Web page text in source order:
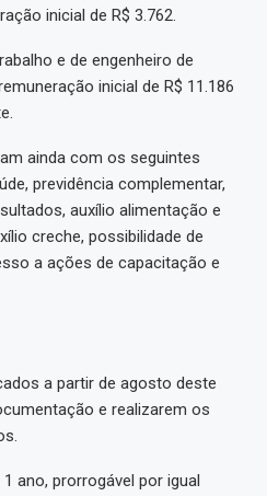
inicial de R$ 3.762.
e de engenheiro de
inicial de R$ 11.186
ainda com os seguintes
previdência complementar,
auxílio alimentação e
creche, possibilidade de
a ações de capacitação e
a partir de agosto deste
e realizarem os
ano, prorrogável por igual